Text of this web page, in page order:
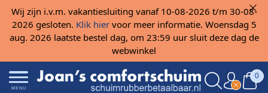
Wij zijn i.v.m. vakantiesluiting vanaf 10-08-2026 t/m 30-08-
2026 gesloten. Klik hiervoor meer informatie. Woensdag 5
aug. 2026 laatste bestel dag, om 23:59 uur sluit deze dag de
webwinkel
MENU
0